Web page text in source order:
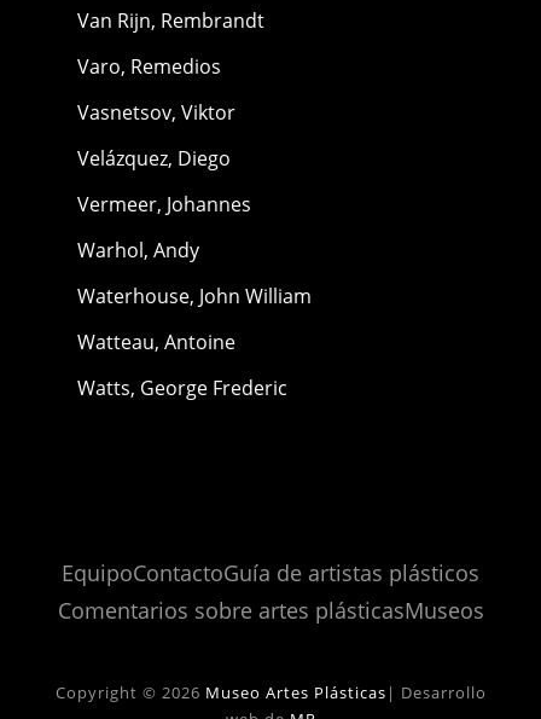
Van Rijn, Rembrandt
Varo, Remedios
Vasnetsov, Viktor
Velázquez, Diego
Vermeer, Johannes
Warhol, Andy
Waterhouse, John William
Watteau, Antoine
Watts, George Frederic
EquipoContactoGuía de artistas plásticos
Comentarios sobre artes plásticasMuseos
Copyright © 2026 Museo Artes Plásticas | Desarrollo